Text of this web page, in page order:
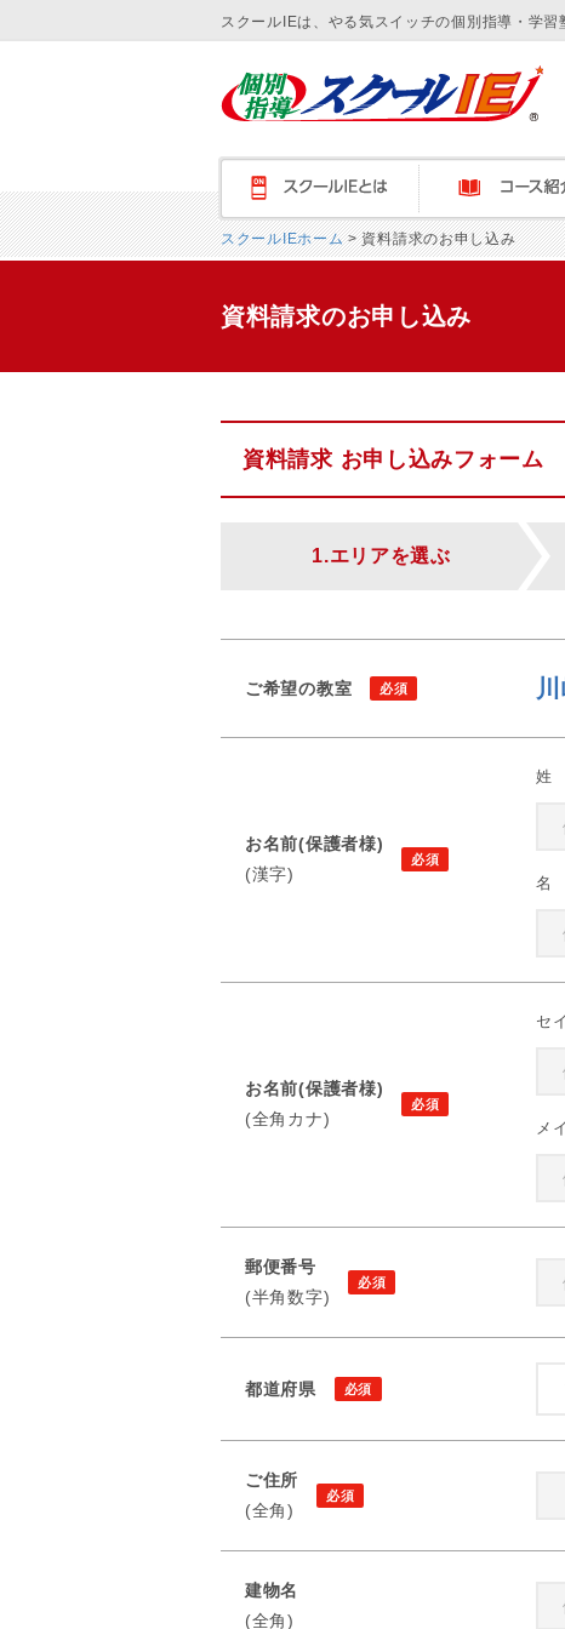
スクールIEは、やる気スイッチの個別指導・学習
スクールＩＥとは コース紹介
スクールIEホーム> 資料請求のお申し込み
資料請求のお申し込み
資料請求 お申し込みフォーム
1.エリアを選ぶ
ご希望の教室
お名前(保護者様)
(漢字)
姓
名
お名前(保護者様)
(全角カナ)
セイ
メイ
郵便番号
(半角数字)
都道府県
ご住所
(全角)
建物名
(全角)